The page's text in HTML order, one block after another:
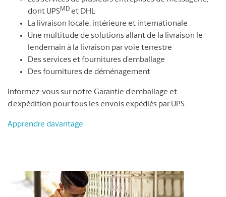
dont UPSMD et DHL
La livraison locale, intérieure et internationale
Une multitude de solutions allant de la livraison le
lendemain à la livraison par voie terrestre
Des services et fournitures d’emballage
Des fournitures de déménagement
Informez-vous sur notre Garantie d’emballage et
d’expédition pour tous les envois expédiés par UPS.
Apprendre davantage